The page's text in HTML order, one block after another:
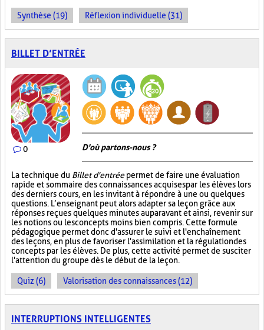
Synthèse (19) Réflexion individuelle (31)
BILLET D’ENTRÉE
0 D'où partons-nous ?
La technique du Billet d'entréepermet de faire une évaluation
rapide et sommaire des connaissances acquises par les élèves lors
des derniers cours, en les invitant à répondre à une ou quelques
questions. L’enseignant peut alors adapter sa leçon grâce aux
réponses reçues quelques minutes auparavant et ainsi, revenir sur
les notions ou les concepts moins bien compris. Cette formule
pédagogique permet donc d'assurer le suivi et l'enchaînement
des leçons, en plus de favoriser l'assimilation et la régulation des
concepts par les élèves. De plus, cette activité permet de susciter
l'attention du groupe dès le début de la leçon.
Quiz (6) Valorisation des connaissances (12)
INTERRUPTIONS INTELLIGENTES